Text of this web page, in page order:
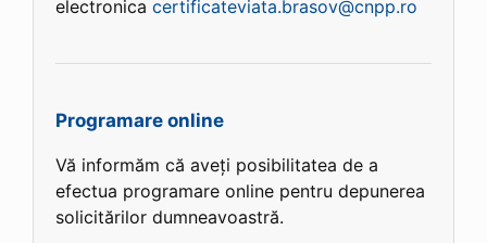
electronica certificateviata.brasov@cnpp.ro
Programare online
Vă informăm că aveți posibilitatea de a
efectua programare online pentru depunerea
solicitărilor dumneavoastră.